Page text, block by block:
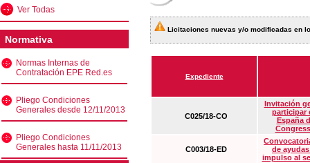
Ver Todas
Normativa
Normas Internas de
Contratación EPE Red.es
Pliego Condiciones
Generales desde 12/11/2013
Pliego Condiciones
Generales hasta 11/11/2013
Licitaciones nuevas y/o modificadas en
Expediente
C025/18-CO
Invitación
participar
España
C003/18-ED
de
impulso al